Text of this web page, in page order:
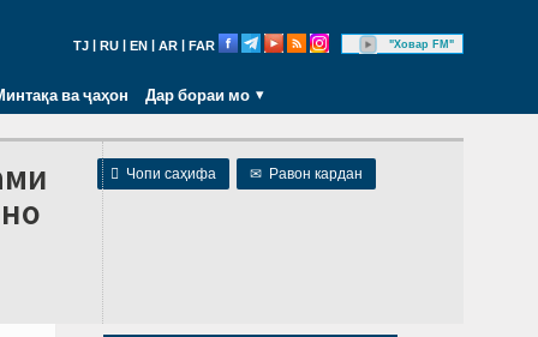
TJ RU EN AR FAR "Ховар FM"
ва ҷаҳон Дар бораи мо
 Чопи саҳифа ✉ Равон кардан